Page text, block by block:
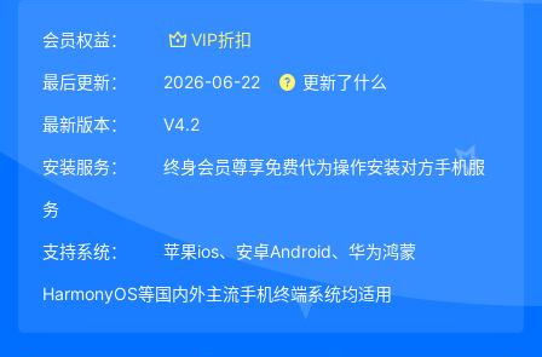
会员权益： VIP折扣
最后更新： 2026-06-22 更新了什么
最新版本： V4.2
安装服务： 终身会员尊享免费代为操作安装对方手机服
务
支持系统： 苹果ios、安卓Android、华为鸿蒙
HarmonyOS等国内外主流手机终端系统均适用